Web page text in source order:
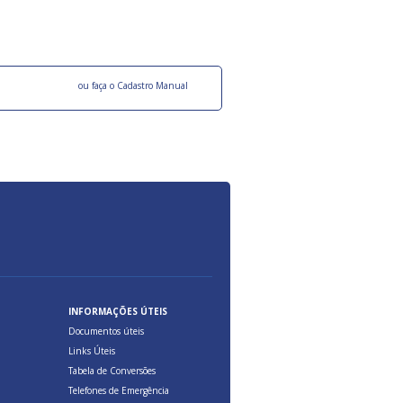
ou faça o Cadastro Manual
INFORMAÇÕES ÚTEIS
Documentos úteis
Links Úteis
Tabela de Conversões
Telefones de Emergência